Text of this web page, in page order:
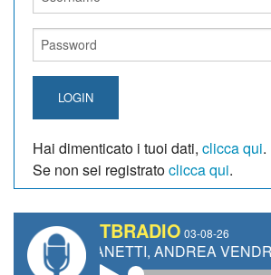
LOGIN
Hai dimenticato i tuoi dati, clicca qui.
Se non sei registratoclicca qui.
TBRADIO 03-08-26
GIANETTI, ANDREA VENDRAME,